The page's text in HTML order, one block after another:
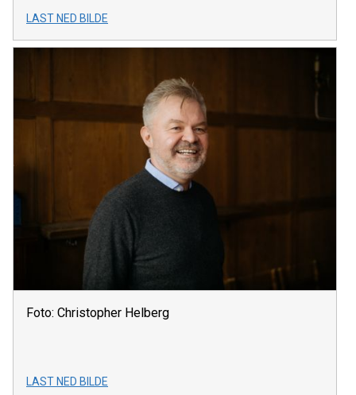
LAST NED BILDE
Foto: Christopher Helberg
LAST NED BILDE